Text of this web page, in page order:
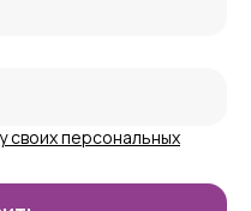
своих персональных